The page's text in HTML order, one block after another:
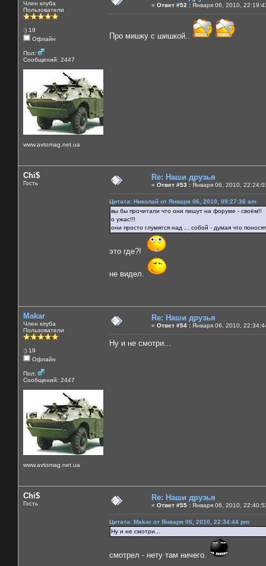
Член клуба
Пользователи
:) 19
Офлайн
Пол:
Сообщений: 2447
www.avtomag.net.ua
« Ответ #52 : Января 06, 2010,
Про мишку с шишкой..
Chi$
Гость
Re: Наши друзья
« Ответ #53 : Января 06, 2010,
Цитата: Николай от Января 06, 2010, 09:27:36 am
вы бы прочитали что они пишут на форуме - своём!!
о ужас!!!
они просто глумятся над ... собой - думая что
это где?!
не видел.
Makar
Член клуба
Пользователи
:) 19
Офлайн
Пол:
Сообщений: 2447
www.avtomag.net.ua
Re: Наши друзья
« Ответ #54 : Января 06, 2010,
Ну и не смотри...
Chi$
Гость
Re: Наши друзья
« Ответ #55 : Января 06, 2010,
Цитата: Makar от Января 06, 2010, 22:34:44 pm
Ну и не смотри...
смотрел - нету там ничего.